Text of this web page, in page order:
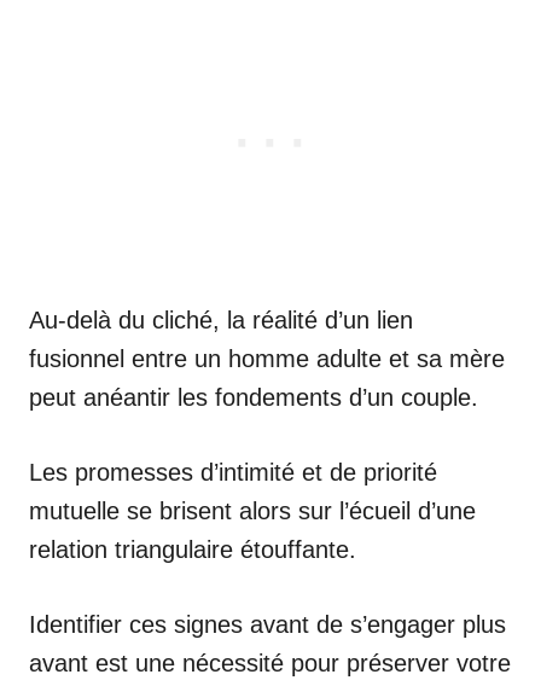
Au-delà du cliché, la réalité d’un lien
fusionnel entre un homme adulte et sa mère
peut anéantir les fondements d’un couple.
Les promesses d’intimité et de priorité
mutuelle se brisent alors sur l’écueil d’une
relation triangulaire étouffante.
Identifier ces signes avant de s’engager plus
avant est une nécessité pour préserver votre